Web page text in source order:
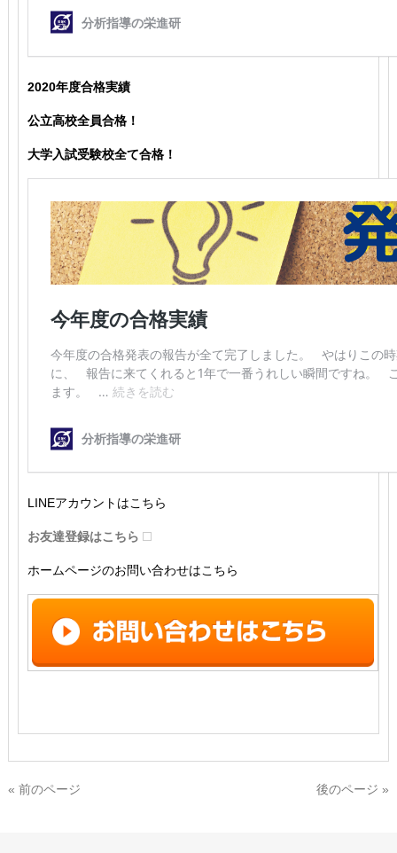
2020年度合格実績
公立高校全員合格！
大学入試受験校全て合格！
LINEアカウントはこちら
お友達登録はこちら
ホームページのお問い合わせはこちら
« 前のページ 後のページ »